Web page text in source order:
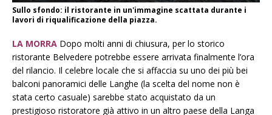
Sullo sfondo: il ristorante in un'immagine scattata durante i
lavori di riqualificazione della piazza.
LA MORRA Dopo molti anni di chiusura, per lo storico
ristorante Belvedere potrebbe essere arrivata finalmente l’ora
del rilancio. Il celebre locale che si affaccia su uno dei più bei
balconi panoramici delle Langhe (la scelta del nome non è
stata certo casuale) sarebbe stato acquistato da un
prestigioso ristoratore già attivo in un altro paese della Langa